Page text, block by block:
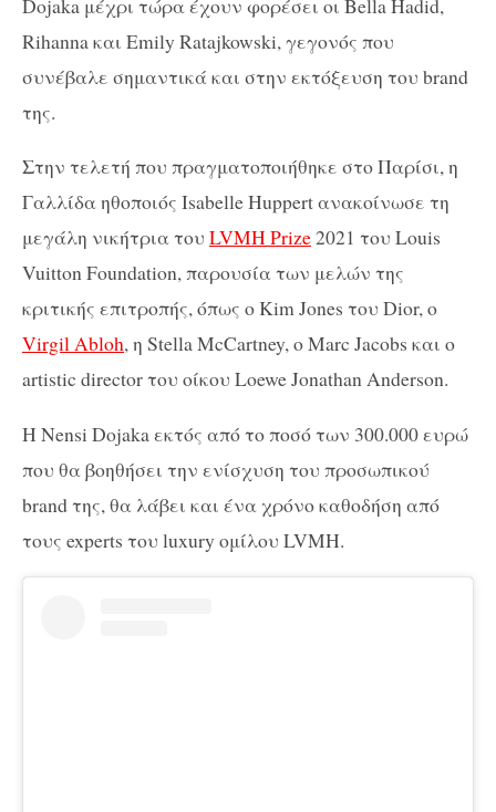
Rihanna και Emily Ratajkowski, γεγονός που
συνέβαλε σημαντικά και στην εκτόξευση του brand
της.
Στην τελετή που πραγματοποιήθηκε στο Παρίσι, η
Γαλλίδα ηθοποιός Isabelle Huppert ανακοίνωσε τη
μεγάλη νικήτρια του LVMH Prize2021 του Louis
Vuitton Foundation, παρουσία των μελών της
κριτικής επιτροπής, όπως ο Kim Jones του Dior, o
Virgil Abloh, η Stella McCartney, ο Marc Jacobs και ο
artistic director του οίκου Loewe Jonathan Anderson.
Η Nensi Dojaka εκτός από το ποσό των 300.000 ευρώ
που θα βοηθήσει την ενίσχυση του προσωπικού
brand της, θα λάβει και ένα χρόνο καθοδήση από
τους experts του luxury ομίλου LVMH.